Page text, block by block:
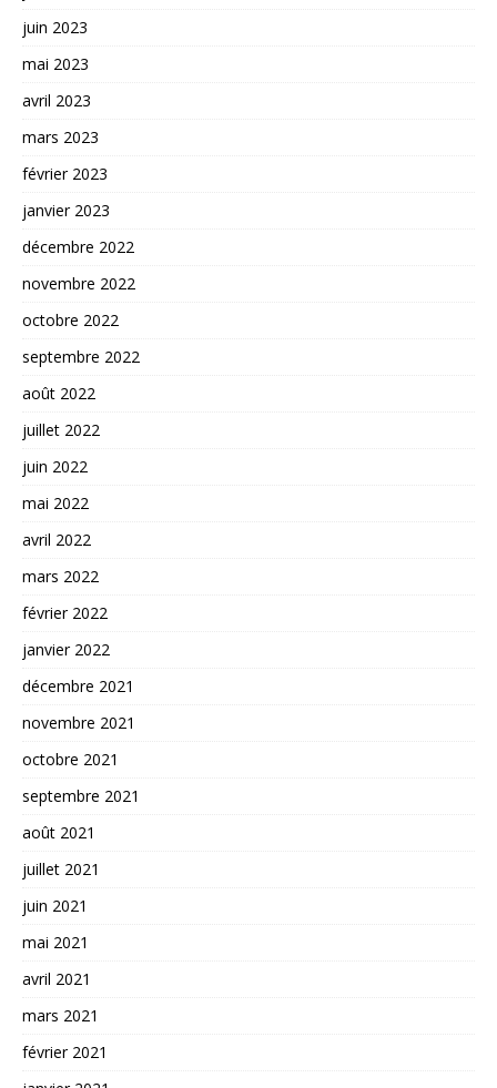
juin 2023
mai 2023
avril 2023
mars 2023
février 2023
janvier 2023
décembre 2022
novembre 2022
octobre 2022
septembre 2022
août 2022
juillet 2022
juin 2022
mai 2022
avril 2022
mars 2022
février 2022
janvier 2022
décembre 2021
novembre 2021
octobre 2021
septembre 2021
août 2021
juillet 2021
juin 2021
mai 2021
avril 2021
mars 2021
février 2021